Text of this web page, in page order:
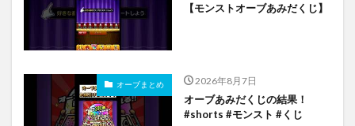
【モンストオーブあみだくじ】
オーブまとめ 2026年8月7日
オーブあみだくじの結果！
#shorts #モンスト #くじ